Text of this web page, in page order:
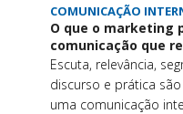
COMUNICAÇÃO
O que o marketing
comunicação que
Escuta, relevância,
discurso e prática
uma comunicação